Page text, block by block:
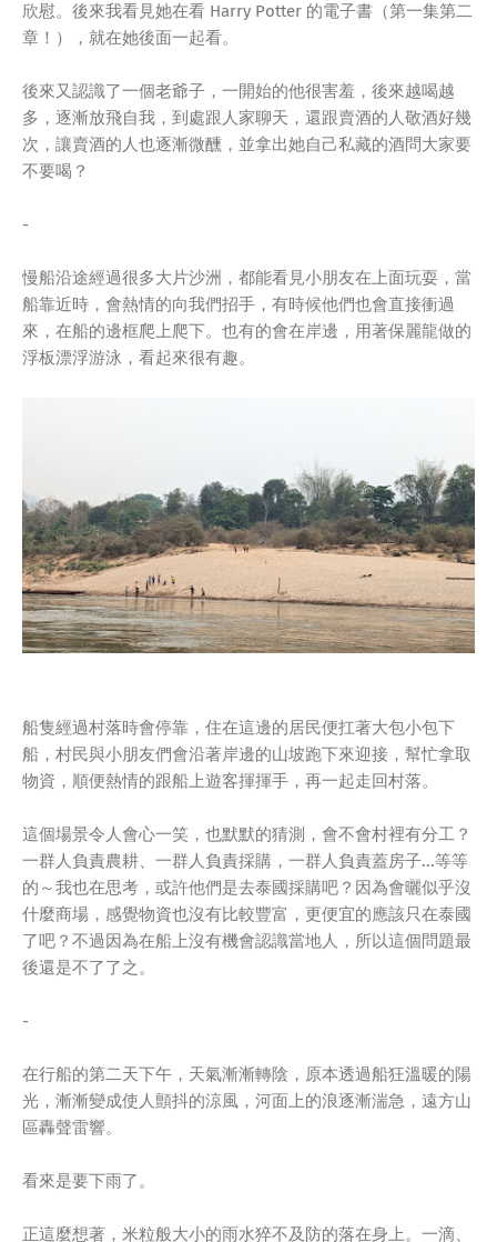
欣慰。後來我看見她在看 Harry Potter 的電子書（第一集第二
章！），就在她後面一起看。
後來又認識了一個老爺子，一開始的他很害羞，後來越喝越
多，逐漸放飛自我，到處跟人家聊天，還跟賣酒的人敬酒好幾
次，讓賣酒的人也逐漸微醺，並拿出她自己私藏的酒問大家要
不要喝？
-
慢船沿途經過很多大片沙洲，都能看見小朋友在上面玩耍，當
船靠近時，會熱情的向我們招手，有時候他們也會直接衝過
來，在船的邊框爬上爬下。也有的會在岸邊，用著保麗龍做的
浮板漂浮游泳，看起來很有趣。
船隻經過村落時會停靠，住在這邊的居民便扛著大包小包下
船，村民與小朋友們會沿著岸邊的山坡跑下來迎接，幫忙拿取
物資，順便熱情的跟船上遊客揮揮手，再一起走回村落。
這個場景令人會心一笑，也默默的猜測，會不會村裡有分工？
一群人負責農耕、一群人負責採購，一群人負責蓋房子...等等
的～我也在思考，或許他們是去泰國採購吧？因為會曬似乎沒
什麼商場，感覺物資也沒有比較豐富，更便宜的應該只在泰國
了吧？不過因為在船上沒有機會認識當地人，所以這個問題最
後還是不了了之。
-
在行船的第二天下午，天氣漸漸轉陰，原本透過船狂溫暖的陽
光，漸漸變成使人顫抖的涼風，河面上的浪逐漸湍急，遠方山
區轟聲雷響。
看來是要下雨了。
正這麼想著，米粒般大小的雨水猝不及防的落在身上。一滴、